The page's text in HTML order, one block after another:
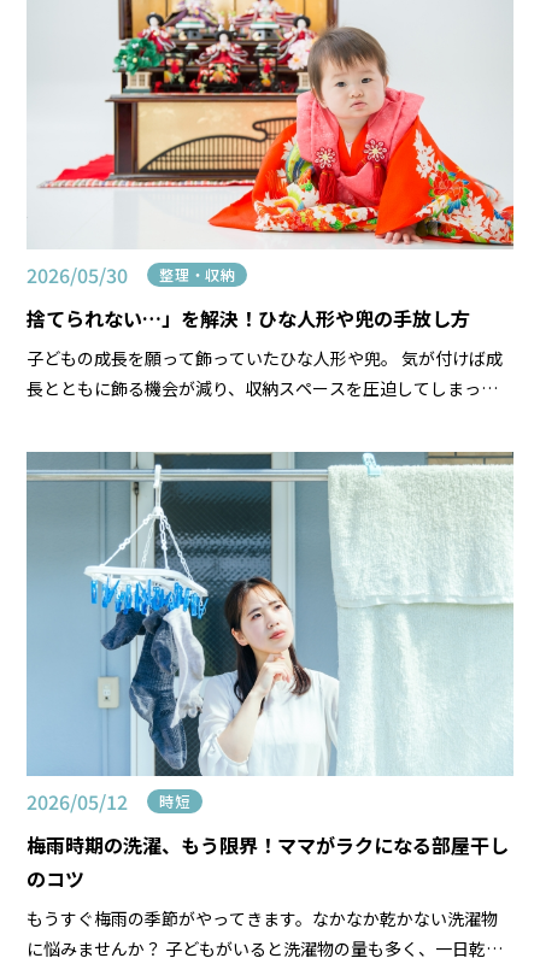
2026/05/30 整理・収納
捨てられない…」を解決！ひな人形や兜の手放し方
子どもの成長を願って飾っていたひな人形や兜。 気が付けば成
長とともに飾る機会が減り、収納スペースを圧迫してしまって
けど、このまま処分していいの？」 「なんだか捨 […]
2026/05/12 時短
梅雨時期の洗濯、もう限界！ママがラクになる部屋干し
のコツ
もうすぐ梅雨の季節がやってきます。なかなか乾かない洗濯物
に悩みませんか？ 子どもがいると洗濯物の量も多く、一日乾か